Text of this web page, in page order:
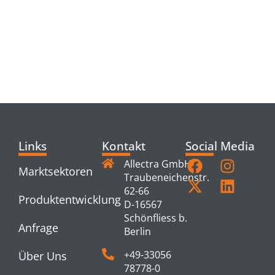
Links
Marktsektoren
Produktentwicklung
Anfrage
Über Uns
Kontakt
Allectra GmbH
Traubeneichenstr.
62-66
D-16567
Schönfliess b.
Berlin
+49-33056
78778-0
Social Media